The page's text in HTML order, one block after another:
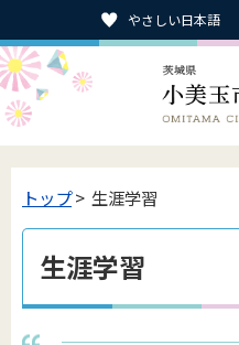
やさしい日本語
トップ> 生涯学習
生涯学習